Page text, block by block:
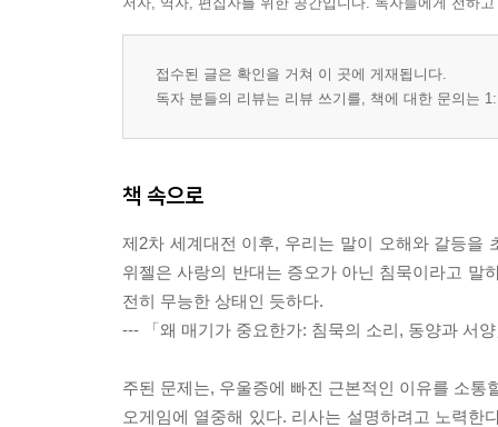
접수된 글은 확인을 거쳐 이 곳에 게재됩니다.
독자 분들의 리뷰는 리뷰 쓰기를, 책에 대한 문의는
책 속으로
제2차 세계대전 이후, 우리는 말이 오해와 갈등을
위젤은 사랑의 반대는 증오가 아닌 침묵이라고 말
전히 무능한 상태인 듯하다.
--- 「왜 매기가 중요한가: 침묵의 소리, 동양과 서
주된 문제는, 우울증에 빠진 근본적인 이유를 소
오게임에 열중해 있다. 리사는 설명하려고 노력한